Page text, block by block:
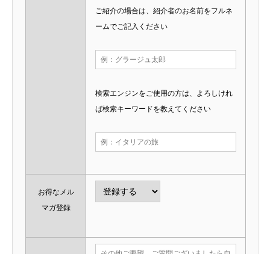
ご紹介の場合は、紹介者のお名前をフルネ
ームでご記入ください
検索エンジンをご使用の方は、よろしけれ
ば検索キーワードを教えてください
お得なメル
マガ登録